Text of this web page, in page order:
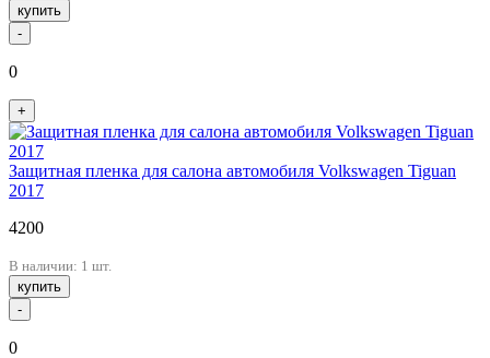
купить
-
0
+
Защитная пленка для салона автомобиля Volkswagen Tiguan
2017
4200
В наличии: 1 шт.
купить
-
0